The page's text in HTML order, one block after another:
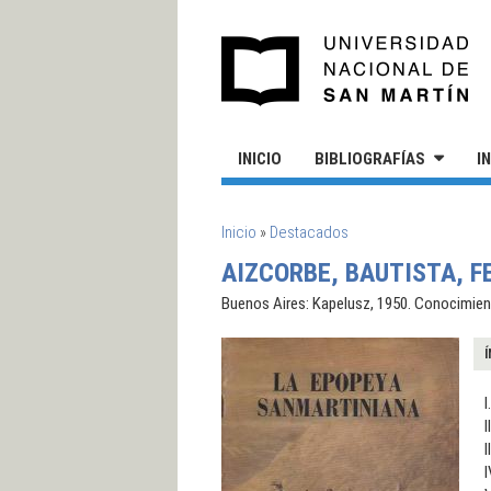
INICIO BIBLIOGRAFÍAS
SE ENCUENTRA USTED AQUÍ
Inicio » Destacados
AIZCORBE, BAUTISTA,
Buenos Aires: Kapelusz, 1950.